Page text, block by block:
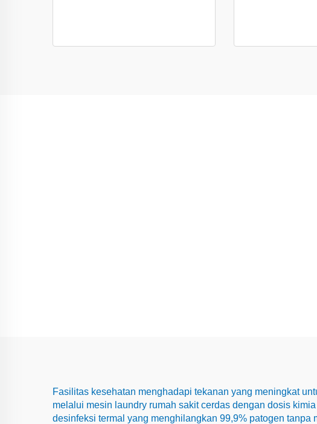
Fasilitas kesehatan menghadapi tekanan yang meningkat
melalui mesin laundry rumah sakit cerdas dengan dosis
desinfeksi termal yang menghilangkan 99,9% patogen